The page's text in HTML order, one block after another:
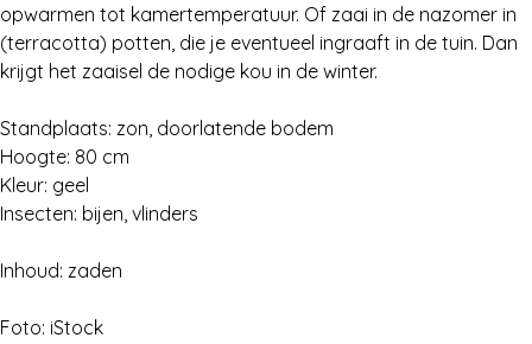
opwarmen tot kamertemperatuur. Of zaai in de nazomer in
(terracotta) potten, die je eventueel ingraaft in de tuin. Dan
krijgt het zaaisel de nodige kou in de winter.
Standplaats: zon, doorlatende bodem
Hoogte: 80 cm
Kleur: geel
Insecten: bijen, vlinders
Inhoud: zaden
Foto: iStock